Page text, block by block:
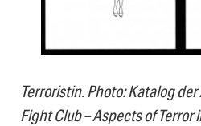
Terroristin.Photo: Katalog
Fight Club – Aspects of Terror